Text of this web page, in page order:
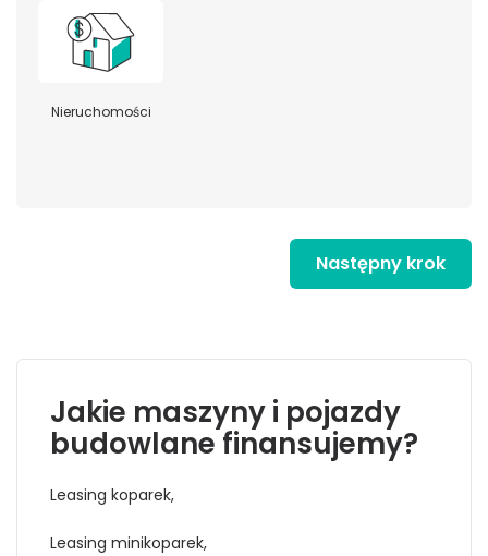
Nieruchomości
Następny krok
Jakie maszyny i pojazdy
budowlane finansujemy?
Leasing koparek,
Leasing minikoparek,